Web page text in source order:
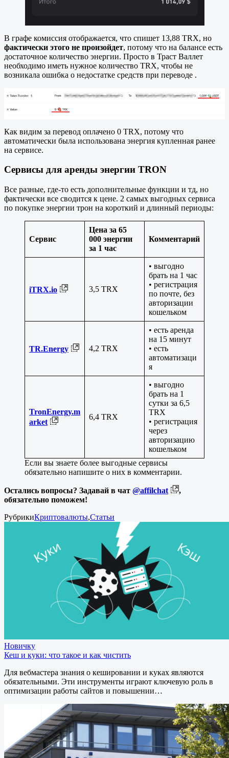
В графе комиссия отображается, что спишет 13,88 TRX, но
фактически этого не произойдет, потому что на балансе есть
достаточное количество энергии. Просто в Траст Валлет
необходимо иметь нужное количество TRX, чтобы не
возникала ошибка о недостатке средств при переводе .
Как видим за перевод оплачено 0 TRX, потому что
автоматически была использована энергия купленная ранее
на сервисе.
Сервисы для аренды энергии TRON
Все разные, где-то есть дополнительные функции и тд, но
фактически все сводится к цене. 2 самых выгодных сервиса
по покупке энергии трон на короткий и длинный периоды:
Сервис
Цена за 65
000 энергии
за 1 час
Комментарий
iTRX.io 3,5 TRX
• выгодно
брать на 1 час
• регистрация
по почте, без
авторизации
кошельком
TR.Energy 4,2 TRX
• есть аренда
на 15 минут
• есть
автоматизаци
я
TronEnergy.m
arket
6,4 TRX
• выгодно
брать на 1
сутки за 6,5
TRX
• регистрация
через
авторизацию
кошельком
Если вы знаете более выгодные сервисы
обязательно напишите о них в комментарии.
Остались вопросы? Задавай в чат @affilchat
,
обязательно поможем!
РубрикиКриптовалюты,Статьи
Новичку
Кеш и куки: что такое и как чистить
Для вебмастера знания о кешировании и куках являются
обязательными. Эти инструменты играют ключевую роль в
оптимизации работы сайтов и повышении…